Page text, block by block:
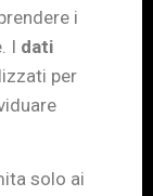
i
I dati
per
solo ai